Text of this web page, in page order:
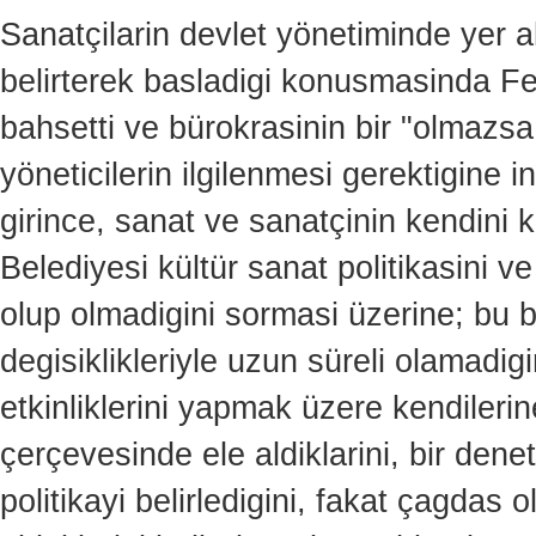
Sanatçilarin devlet yönetiminde yer
belirterek basladigi konusmasinda
bahsetti ve bürokrasinin bir
yöneticilerin ilgilenmesi gerektigine
girince, sanat ve sanatçinin kendini
Belediyesi kültür sanat politikasini
olup olmadigini sormasi üzerine; bu
degisiklikleriyle uzun süreli
etkinliklerini yapmak üzere
çerçevesinde ele aldiklarini, bir
politikayi belirledigini, fakat çagdas